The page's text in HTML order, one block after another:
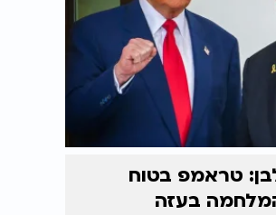
טראמפ בטוח
בעזה